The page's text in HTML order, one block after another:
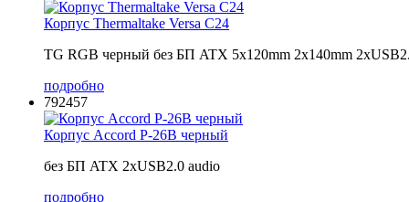
Корпус Thermaltake Versa C24
TG RGB черный без БП ATX 5x120mm 2x140mm
подробно
792457
Корпус Accord P-26B черный
без БП ATX 2xUSB2.0 audio
подробно